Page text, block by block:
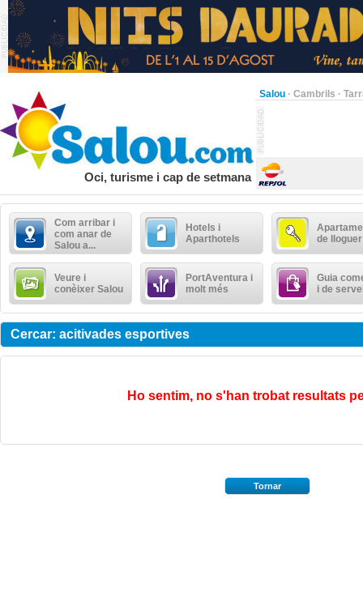
Salou · Cambrils ·
Oci, turisme i cap de setmana
Com arribar i
com anar de
Salou a...
Hotels i
Aparthotels
de lloguer
Veure i
conèixer Salou
PortAventura i
molt més
Guia
i de
Cercar: acitivades esportives
Ho sentim, no s'han trobat resultats
Tornar